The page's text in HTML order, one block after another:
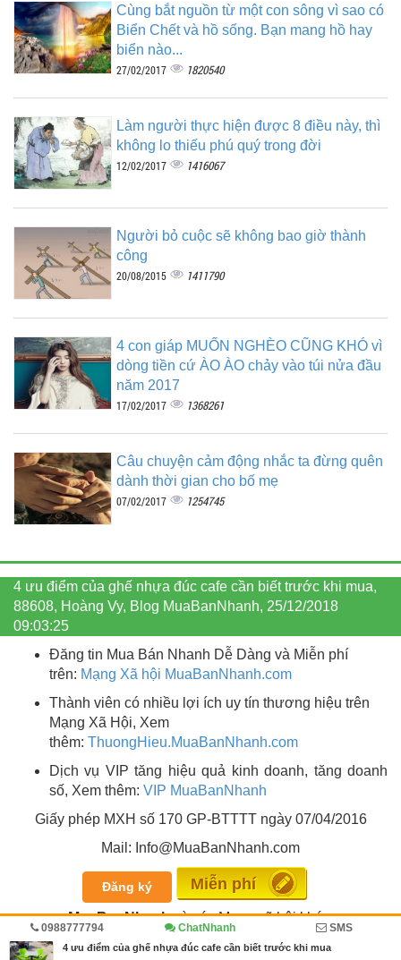
Cùng bắt nguồn từ một con sông vì sao có
Biển Chết và hồ sống. Bạn mang hồ hay
biển nào...
27/02/2017 1820540
Làm người thực hiện được 8 điều này, thì
không lo thiếu phú quý trong đời
12/02/2017 1416067
Người bỏ cuộc sẽ không bao giờ thành
công
20/08/2015 1411790
4 con giáp MUỐN NGHÈO CŨNG KHÓ vì
dòng tiền cứ ÀO ÀO chảy vào túi nửa đầu
năm 2017
17/02/2017 1368261
Câu chuyện cảm động nhắc ta đừng quên
dành thời gian cho bố mẹ
07/02/2017 1254745
4 ưu điểm của ghế nhựa đúc cafe cần biết trước khi mua,
88608, Hoàng Vy, Blog MuaBanNhanh, 25/12/2018
09:03:25
Đăng tin Mua Bán Nhanh Dễ Dàng và Miễn phí
trên: Mạng Xã hội MuaBanNhanh.com
Thành viên có nhiều lợi ích uy tín thương hiệu trên
Mạng Xã Hội, Xem
thêm: ThuongHieu.MuaBanNhanh.com
Dịch vụ VIP tăng hiệu quả kinh doanh, tăng doanh
số, Xem thêm: VIP MuaBanNhanh
Giấy phép MXH số 170 GP-BTTTT ngày 07/04/2016
Mail: Info@MuaBanNhanh.com
Đăng ký Miễn phí
MuaBanNhanhvà các Mạng xã hội khác:
0988777794 ChatNhanh SMS
4 ưu điểm của ghế nhựa đúc cafe cần biết trước khi mua